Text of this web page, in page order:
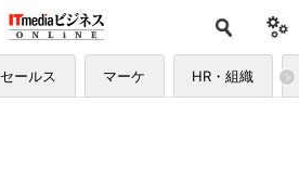
セールス マーケ HR・組織